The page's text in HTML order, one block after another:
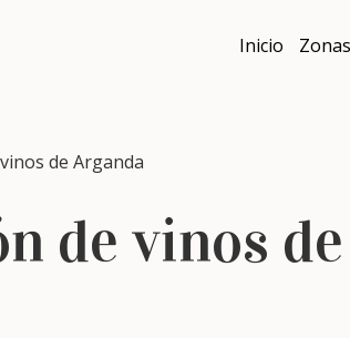
Inicio Zonas
de Arganda
de vinos de